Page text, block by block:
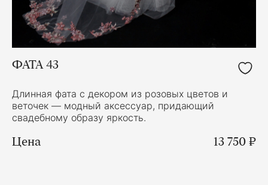
ФАТА 43
Длинная фата с декором из розовых цветов и
веточек — модный аксессуар, придающий
свадебному образу яркость.
Цена 13 750 ₽